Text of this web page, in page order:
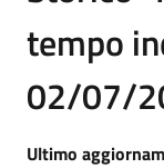
tempo
02/07/
Ultimo